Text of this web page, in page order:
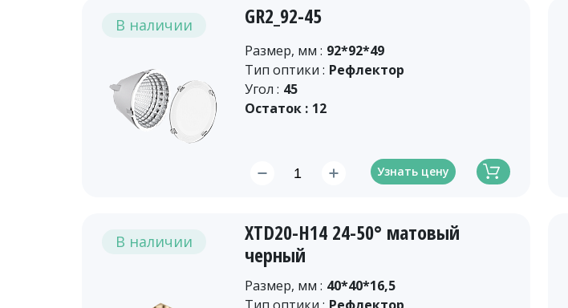
В наличии GR2_92-45
Размер, мм : 92*92*49
Тип оптики : Рефлектор
Угол : 45
Остаток : 12
Узнать цену
В наличии
XTD20-H14 24-50° матовый
черный
Размер, мм : 40*40*16,5